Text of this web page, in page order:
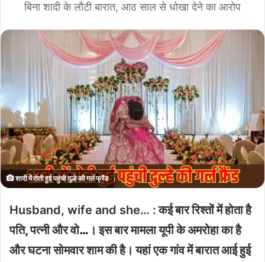
बिना शादी के लौटी बारात, आठ साल से धोखा देने का आरोप
शादी में रोती हुई पहुंची दुल्हे की गर्ल फ्रैंड
Husband, wife and she… :कई बार रिश्तों में होता है
पति, पत्नी और वो…। इस बार मामला यूपी के अमरोहा का है
और घटना सोमवार शाम की है। यहां एक गांव में बारात आई हुई